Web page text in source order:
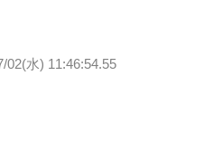
02(水) 11:46:54.55